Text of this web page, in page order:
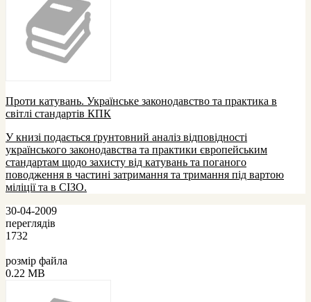
Проти катувань. Українське законодавство та практика в
світлі стандартів КПК
У книзі подається ґрунтовний аналіз відповідності
українського законодавства та практики європейським
стандартам щодо захисту від катувань та поганого
поводження в частині затримання та тримання під вартою
міліції та в СІЗО.
30-04-2009
переглядів
1732
розмір файла
0.22 MB